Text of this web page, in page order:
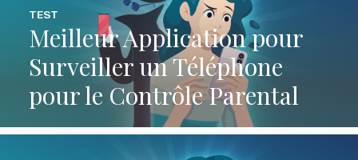
Meilleur Application pour
Surveiller un Téléphone
pour le Contrôle Parental
TEST